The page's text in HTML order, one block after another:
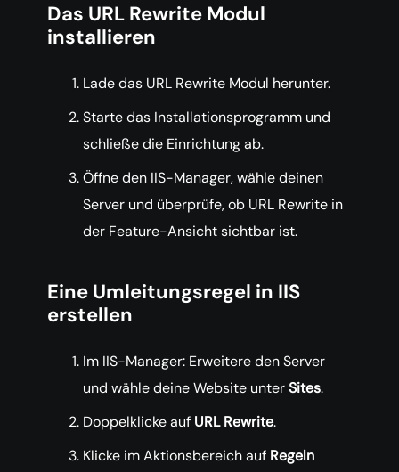
Das URL Rewrite Modul
installieren
Lade das URL Rewrite Modul herunter.
Starte das Installationsprogramm und
schließe die Einrichtung ab.
Öffne den IIS-Manager, wähle deinen
Server und überprüfe, ob URL Rewrite in
der Feature-Ansicht sichtbar ist.
Eine Umleitungsregel in IIS
erstellen
Im IIS-Manager: Erweitere den Server
und wähle deine Website unterSites.
Doppelklicke auf URL Rewrite.
Klicke im Aktionsbereich auf Regeln